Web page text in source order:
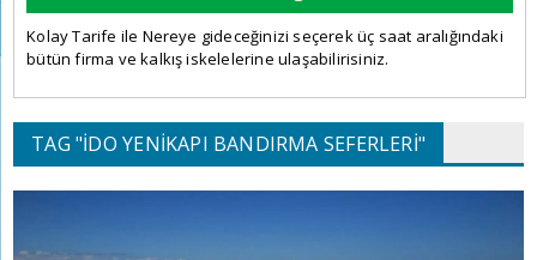
Kolay Tarife ile Nereye gideceğinizi seçerek üç saat aralığındaki
bütün firma ve kalkış iskelelerine ulaşabilirisiniz.
TAG "İDO YENIKAPI BANDIRMA SEFERLERI"